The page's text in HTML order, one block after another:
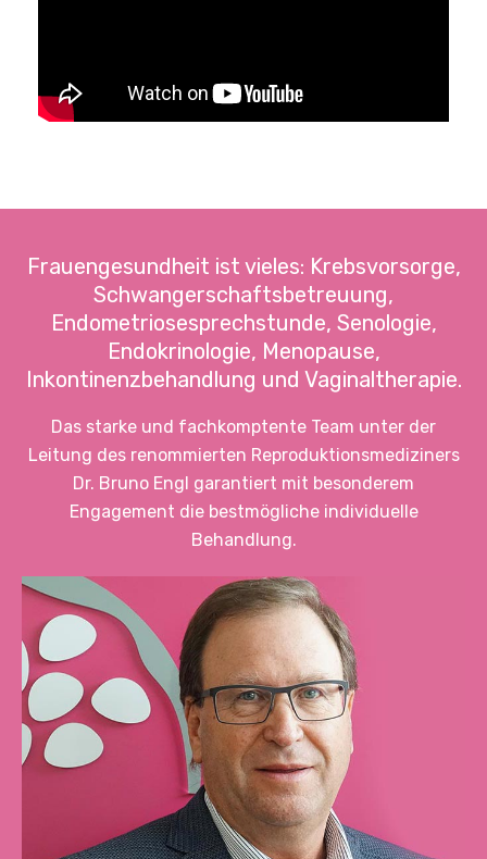
Frauengesundheit ist vieles: Krebsvorsorge,
Schwangerschaftsbetreuung,
Endometriosesprechstunde, Senologie,
Endokrinologie, Menopause,
Inkontinenzbehandlung und Vaginaltherapie.
Das starke und fachkomptente Team unter der
Leitung des renommierten Reproduktionsmediziners
Dr. Bruno Engl garantiert mit besonderem
Engagement die bestmögliche individuelle
Behandlung.